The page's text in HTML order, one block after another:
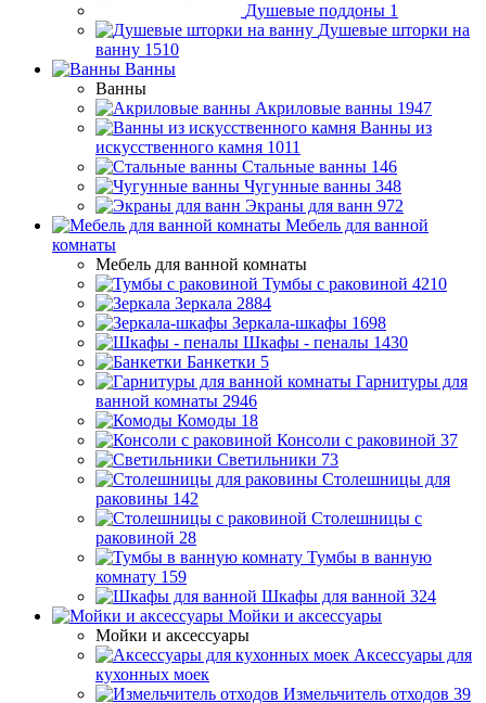
Душевые поддоны 1
Душевые шторки на
ванну 1510
Ванны
Ванны
Акриловые ванны 1947
Ванны из
искусственного камня 1011
Стальные ванны 146
Чугунные ванны 348
Экраны для ванн 972
Мебель для ванной
комнаты
Мебель для ванной комнаты
Тумбы с раковиной 4210
Зеркала 2884
Зеркала-шкафы 1698
Шкафы - пеналы 1430
Банкетки 5
Гарнитуры для
ванной комнаты 2946
Комоды 18
Консоли с раковиной 37
Светильники 73
Столешницы для
раковины 142
Столешницы с
раковиной 28
Тумбы в ванную
комнату 159
Шкафы для ванной 324
Мойки и аксессуары
Мойки и аксессуары
Аксессуары для
кухонных моек
Измельчитель отходов 39